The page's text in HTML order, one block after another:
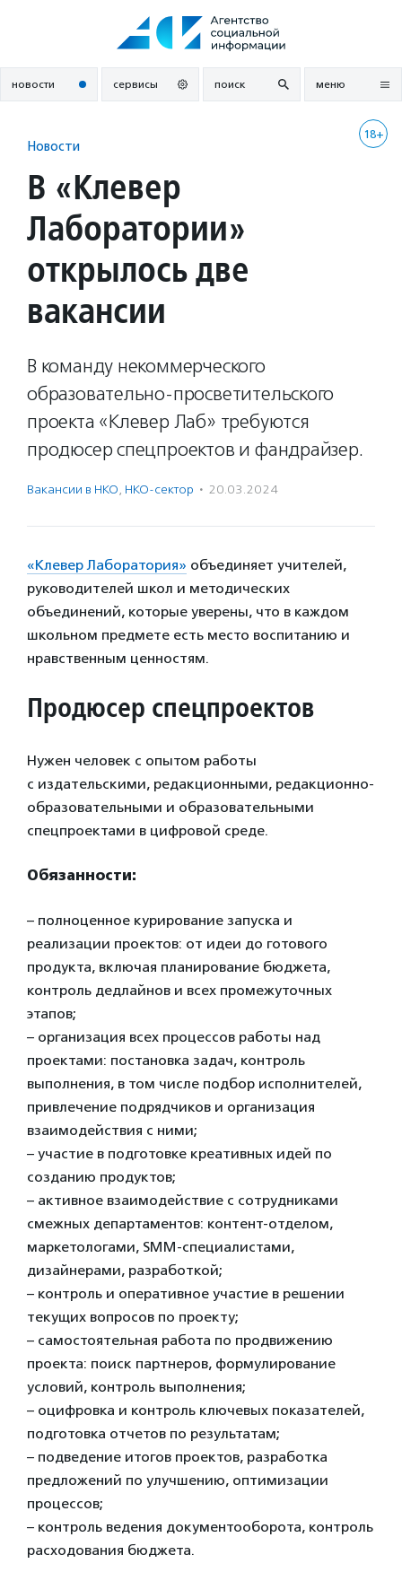
новости сервисы поиск меню
18+
Новости
В «Клевер
Лаборатории»
открылось две
вакансии
В команду некоммерческого
образовательно-просветительского
проекта «Клевер Лаб» требуются
продюсер спецпроектов и фандрайзер.
Вакансии в НКО, НКО-сектор · 20.03.2024
«Клевер Лаборатория» объединяет учителей,
руководителей школ и методических
объединений, которые уверены, что в каждом
школьном предмете есть место воспитанию и
нравственным ценностям.
Продюсер спецпроектов
Нужен человек с опытом работы
с издательскими, редакционными, редакционно-
образовательными и образовательными
спецпроектами в цифровой среде.
Обязанности:
– полноценное курирование запуска и
реализации проектов: от идеи до готового
продукта, включая планирование бюджета,
контроль дедлайнов и всех промежуточных
этапов;
– организация всех процессов работы над
проектами: постановка задач, контроль
выполнения, в том числе подбор исполнителей,
привлечение подрядчиков и организация
взаимодействия с ними;
– участие в подготовке креативных идей по
созданию продуктов;
– активное взаимодействие с сотрудниками
смежных департаментов: контент-отделом,
маркетологами, SMM-специалистами,
дизайнерами, разработкой;
– контроль и оперативное участие в решении
текущих вопросов по проекту;
– самостоятельная работа по продвижению
проекта: поиск партнеров, формулирование
условий, контроль выполнения;
– оцифровка и контроль ключевых показателей,
подготовка отчетов по результатам;
– подведение итогов проектов, разработка
предложений по улучшению, оптимизации
процессов;
– контроль ведения документооборота, контроль
расходования бюджета.